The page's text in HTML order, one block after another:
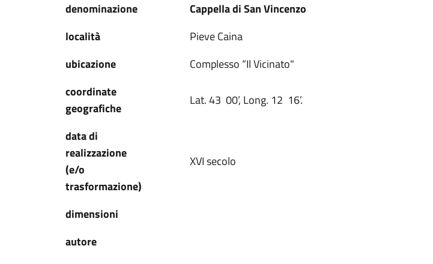
denominazione
Cappella di San Vincenzo
località
Pieve Caina
ubicazione
Complesso “Il Vicinato"
coordinate
geografiche
Lat. 43 00’, Long. 12 16’.
data di
realizzazione
(e/o
trasformazione)
XVI secolo
dimensioni
autore